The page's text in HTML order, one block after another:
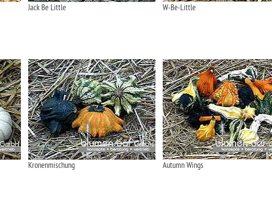
Jack Be Little W-Be-Little
Kronenmischung Autumn Wings